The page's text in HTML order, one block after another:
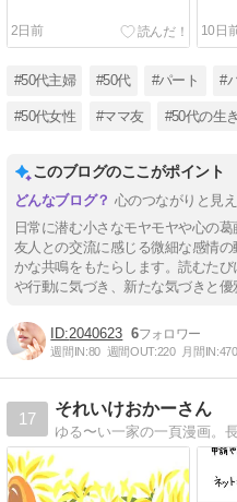
2日前 10日
#50代主婦 #50代 #パート #
#50代女性 #ママ友 #50代の生
このブログのここがポイント
心のつながりと見
日常に潜む小さなモヤモヤや心の
友人との交流に感じる微細な感情
かな共鳴をもたらします。読むた
や行動に気づき、新たな気づきと優
2040623 6
週間IN:80 週間OUT:220 月間IN:470
17
それいけおかーさん